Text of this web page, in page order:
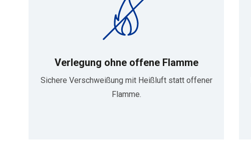
Verlegung ohne offene Flamme
Sichere Verschweißung mit Heißluft statt offener
Flamme.